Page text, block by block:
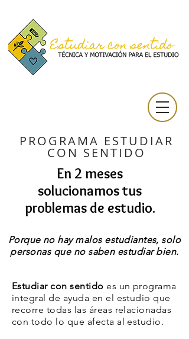
PROGRAMA ESTUDIAR
CON SENTIDO
En 2 meses
solucionamos tus
problemas de estudio.
Porque no hay malos estudiantes, solo
personas que no saben estudiar bien.
Estudiar con sentido es un programa
integral de ayuda en el estudio que
recorre todas las áreas relacionadas
con todo lo que afecta al estudio.